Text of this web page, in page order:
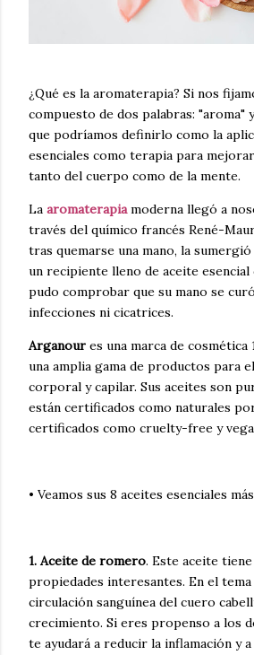
¿Qué es la aromaterapia? Si nos
compuesto de dos palabras: "aroma"
que podríamos definirlo como la
esenciales como terapia para
tanto del cuerpo como de la mente.
La aromaterapia moderna llegó a
través del químico francés René-
tras quemarse una mano, la
un recipiente lleno de aceite esencial
pudo comprobar que su mano se
infecciones ni cicatrices.
Arganour es una marca de
una amplia gama de productos para
corporal y capilar. Sus aceites son
están certificados como naturales
certificados como cruelty-free y
• Veamos sus 8 aceites esenciales
1. Aceite de romero. Este aceite tiene
propiedades interesantes. En el tema
circulación sanguínea del cuero
crecimiento. Si eres propenso a los
te ayudará a reducir la inflamación y